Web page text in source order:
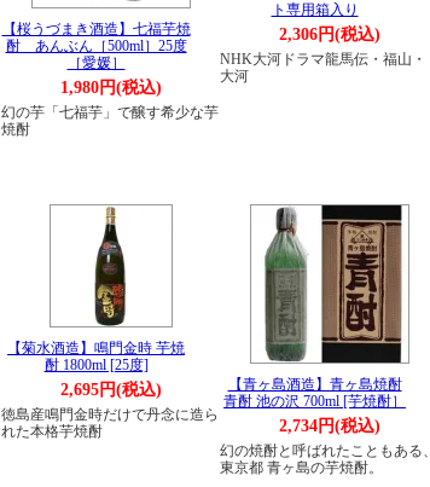
【桜うづまき酒造】七福芋焼
酎 あんぶん［500ml］25度
［愛媛］
1,980円(税込)
幻の芋「七福芋」で醸す希少な芋
焼酎
ト専用箱入り
2,306円(税込)
NHK大河ドラマ龍馬伝・福山・
大河
【菊水酒造】鳴門金時 芋焼
酎 1800ml [25度]
2,695円(税込)
徳島産鳴門金時だけで丹念に造ら
れた本格芋焼酎
【青ヶ島酒造】青ヶ島焼酎
青酎 池の沢 700ml [芋焼酎］
2,734円(税込)
幻の焼酎と呼ばれたこともある、
東京都 青ヶ島の芋焼酎。